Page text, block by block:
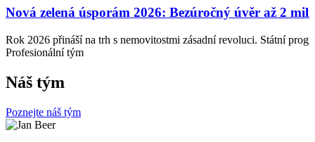
a…
Profesionální tým
Náš tým
Poznejte náš tým